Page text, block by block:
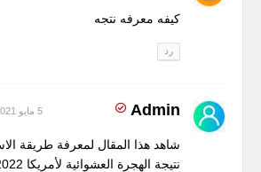
كيفه معرفه نتجه
رد
Admin 5 مايو 2021 في 5:57 ص
شاهد هذا المقال لمعرفة طريقة
نتيجة الهجرة العشوائية